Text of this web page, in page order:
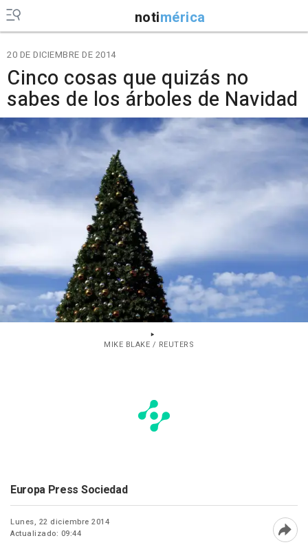
notimérica
20 DE DICIEMBRE DE 2014
Cinco cosas que quizás no
sabes de los árboles de Navidad
MIKE BLAKE / REUTERS
Europa Press Sociedad
Lunes, 22 diciembre 2014
Actualizado: 09:44